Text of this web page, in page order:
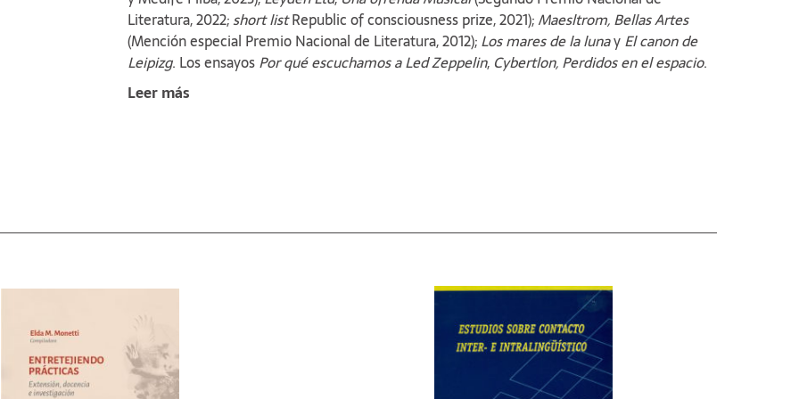
Literatura, 2022;short listRepublic of consciousness prize, 2021);Maesltrom, Bellas Artes
(Mención especial Premio Nacional de Literatura, 2012);Los mares de la lunayEl canon de
Leipizg. Los ensayosPor qué escuchamos a Led Zeppelin, Cybertlon, Perdidos en el espacio.
Ha publicado además el libro ilustrado
Mario Ortíz y Miguel Rep). Ha sido traducido al inglés, francés, portugués y turco. Ha
Leer más